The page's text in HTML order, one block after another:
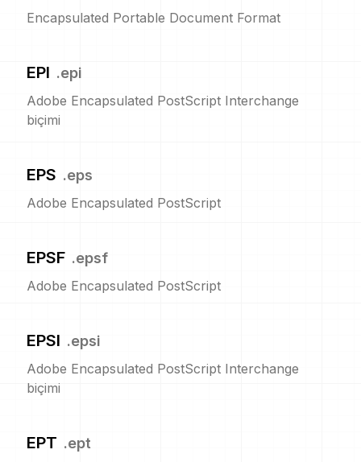
Encapsulated Portable Document Format
EPI .epi
Adobe Encapsulated PostScript Interchange
biçimi
EPS .eps
Adobe Encapsulated PostScript
EPSF .epsf
Adobe Encapsulated PostScript
EPSI .epsi
Adobe Encapsulated PostScript Interchange
biçimi
EPT .ept